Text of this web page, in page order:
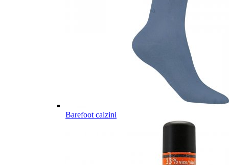
Barefoot calzini